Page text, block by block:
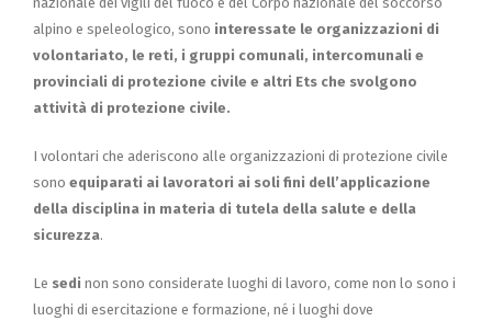
alpino e speleologico, sono interessate le organizzazioni di
volontariato, le reti, i gruppi comunali, intercomunali e
provinciali di protezione civile e altri Ets che svolgono
attività di protezione civile.
I volontari che aderiscono alle organizzazioni di protezione civile
sono equiparati ai lavoratori ai soli fini dell’applicazione
della disciplina in materia di tutela della salute e della
sicurezza.
Le sedi non sono considerate luoghi di lavoro, come non lo sono i
luoghi di esercitazione e formazione, né i luoghi dove